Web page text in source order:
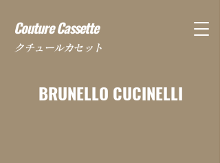
Couture Cassette
​クチュールカセット
BRUNELLO CUCINELLI